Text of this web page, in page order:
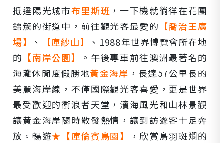
抵達陽光城市布里斯班 ，一下機就徜徉在花團
錦簇的街道中，前往觀光客最愛的 【喬治王廣
場】
、 【庫紗山】
、1988年世界博覽會所在地
的 【南岸公園】
。午後專車前往澳洲最著名的
海灘休閒度假勝地黃金海岸 ，長達57公里長的
美麗海岸線，不僅國際觀光客喜愛，更是世界
最受歡迎的衝浪者天堂，濱海風光和山林景觀
讓黃金海岸隨時散發熱情，讓到訪遊客十足奔
放。暢遊★【庫倫賓鳥園】
，欣賞鳥羽斑斕的